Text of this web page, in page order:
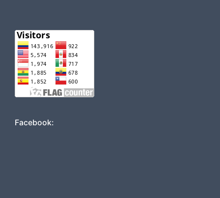
Facebook: